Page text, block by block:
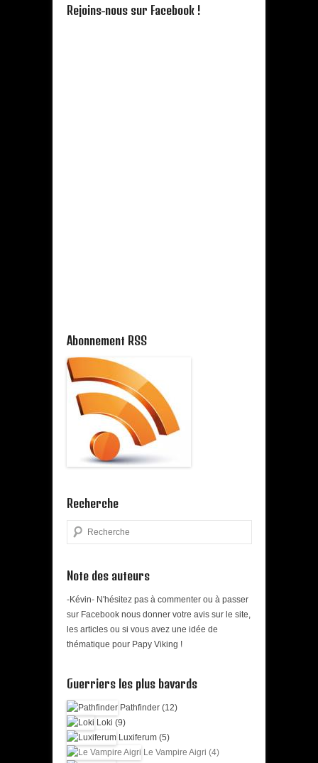
Rejoins-nous sur Facebook !
Abonnement RSS
Recherche
Search
Note des auteurs
-Kévin- N'hésitez pas à commenter ou à passer
sur Facebook nous donner votre avis sur le site,
les articles ou si vous avez une idée de
thématique pour Papy Viking !
Guerriers les plus bavards
Pathfinder (12)
Loki (9)
Luxiferum (5)
Le Vampire Aigri (4)